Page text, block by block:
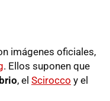
imágenes oficiales,
. Ellos suponen que
, el Scirocco y el